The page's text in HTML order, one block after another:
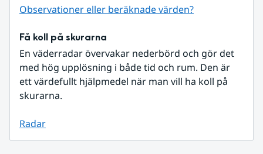
Observationer eller beräknade värden?
Få koll på skurarna
En väderradar övervakar nederbörd och gör det
med hög upplösning i både tid och rum. Den är
ett värdefullt hjälpmedel när man vill ha koll på
skurarna.
Radar